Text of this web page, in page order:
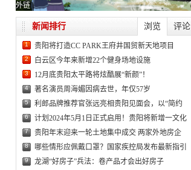
外链
浏览 评论
新闻排行
1 贵阳将打造CC PARK王府井国贸新天地项目
2 白云区今年来新增22个健身场地设施
3 12月底贵阳太平路将炫酷展“新颜”！
4 著名演员周海媚因病去世，年仅57岁
5 利郎品牌推荐官张远亮相贵阳见面会，以“简约
6 计划2024年5月1日正式启用！贵阳将新增一文化
7 贵阳年末迎来一轮土地集中成交 两家外地房企
8 哪些情形应佩戴口罩？国家疾控局发布最新指引
9 龙湖“好房子”兵法：卷产品才会出好房子